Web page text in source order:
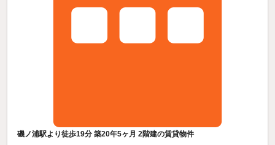
磯ノ浦駅より徒歩19分 築20年5ヶ月 2階建の賃貸物件